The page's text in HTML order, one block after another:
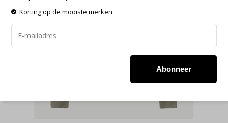
Korting op de mooiste merken
Abonneer